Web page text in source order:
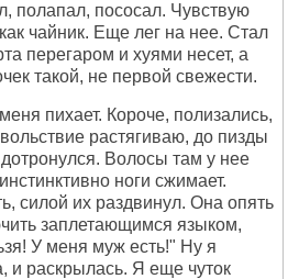
полапал, пососал. Чувствую
чайник. Еще лег на нее. Стал
перегаром и хуями несет, а
такой, не первой свежести.
пихает. Короче, полизались,
растягиваю, до пизды
Волосы там у нее
ноги сжимает.
силой их раздвинул. Она опять
заплетающимся языком,
У меня муж есть!" Ну я
и раскрылась. Я еще чуток